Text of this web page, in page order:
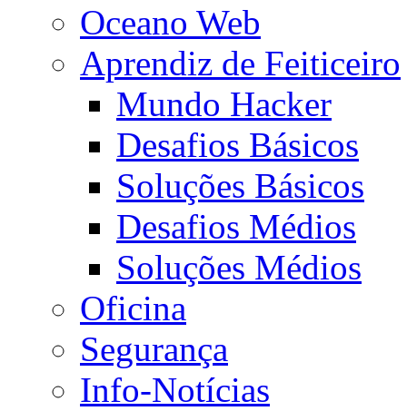
Oceano Web
Aprendiz de Feiticeiro
Mundo Hacker
Desafios Básicos
Soluções Básicos
Desafios Médios
Soluções Médios
Oficina
Segurança
Info-Notícias